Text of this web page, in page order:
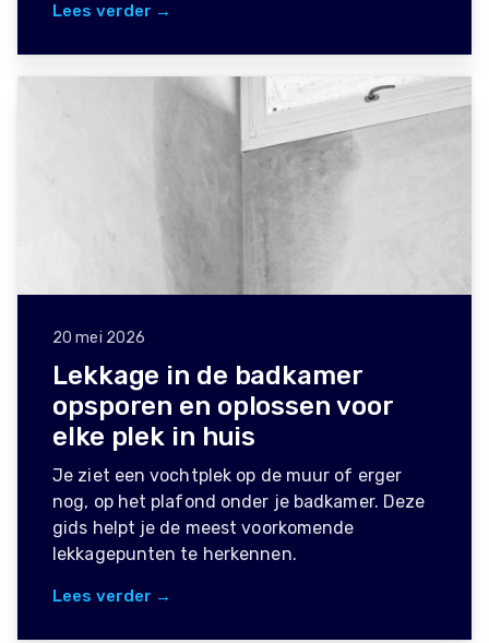
Lees verder →
20 mei 2026
Lekkage in de badkamer
opsporen en oplossen voor
elke plek in huis
Je ziet een vochtplek op de muur of erger
nog, op het plafond onder je badkamer. Deze
gids helpt je de meest voorkomende
lekkagepunten te herkennen.
Lees verder →